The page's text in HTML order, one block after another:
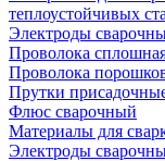
теплоустойчивых
Электроды
Проволока
Проволока
Прутки
Флюс сварочный
Материалы для
Электроды